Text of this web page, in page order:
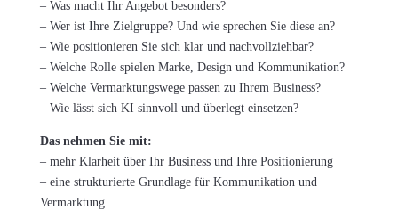
– Was macht Ihr Angebot besonders?
– Wer ist Ihre Zielgruppe? Und wie sprechen Sie diese an?
– Wie positionieren Sie sich klar und nachvollziehbar?
– Welche Rolle spielen Marke, Design und Kommunikation?
– Welche Vermarktungswege passen zu Ihrem Business?
– Wie lässt sich KI sinnvoll und überlegt einsetzen?
Das nehmen Sie mit:
– mehr Klarheit über Ihr Business und Ihre Positionierung
– eine strukturierte Grundlage für Kommunikation und
Vermarktung